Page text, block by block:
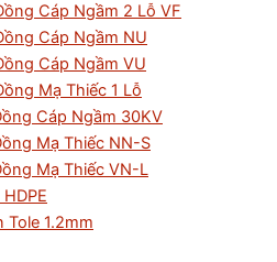
Cáp Ngầm 2 Lỗ VF
Cáp Ngầm NU
Cáp Ngầm VU
Mạ Thiếc 1 Lỗ
Cáp Ngầm 30KV
Mạ Thiếc NN-S
Mạ Thiếc VN-L
Tole 1.2mm